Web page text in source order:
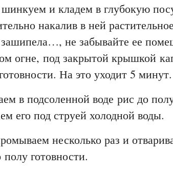
и кладем в глубокую
накалив в ней
не забывайте ее
огне, под закрытой крышкой
На это уходит 5 минут.
в подсоленной воде рис до
его под струей холодной воды.
несколько раз и
готовности.